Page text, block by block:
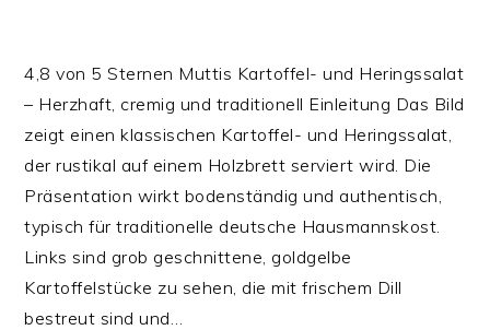
4,8 von 5 Sternen Muttis Kartoffel- und Heringssalat
– Herzhaft, cremig und traditionell Einleitung Das Bild
zeigt einen klassischen Kartoffel- und Heringssalat,
der rustikal auf einem Holzbrett serviert wird. Die
Präsentation wirkt bodenständig und authentisch,
typisch für traditionelle deutsche Hausmannskost.
Links sind grob geschnittene, goldgelbe
Kartoffelstücke zu sehen, die mit frischem Dill
bestreut sind und…